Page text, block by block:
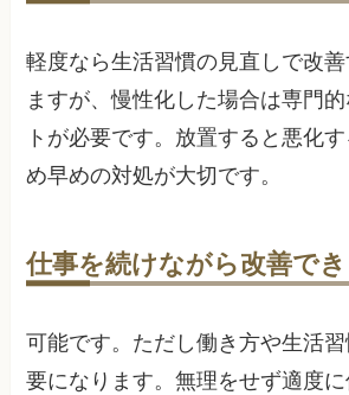
軽度なら生活習慣の見直しで改
ますが、慢性化した場合は専門
トが必要です。放置すると悪化
め早めの対処が大切です。
仕事を続けながら改善で
可能です。ただし働き方や生活
要になります。無理をせず適度